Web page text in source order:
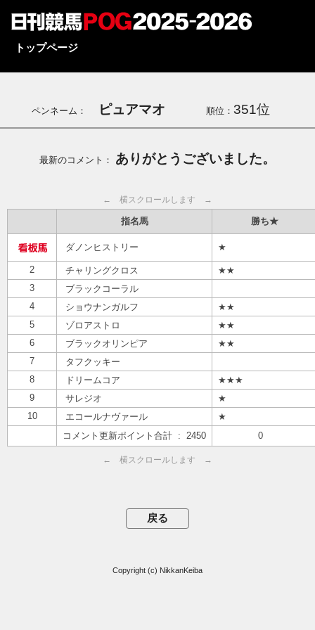
トップページ
ペンネーム： ピュアマオ 順位： 351位
最新のコメント： ありがとうございました。
← 横スクロールします →
指名馬 勝ち★
ダノンヒストリー ★
2 チャリングクロス
★★
3
ブラックコーラル
4
ショウナンガルフ
★★
5
ゾロアストロ
★★
6
ブラックオリンピア
★★
7
タフクッキー
8
ドリームコア
★★★
9
サレジオ
★
10
エコールナヴァール
★
コメント更新ポイント合計 : 2450
0
← 横スクロールします →
Copyright (c) NikkanKeiba